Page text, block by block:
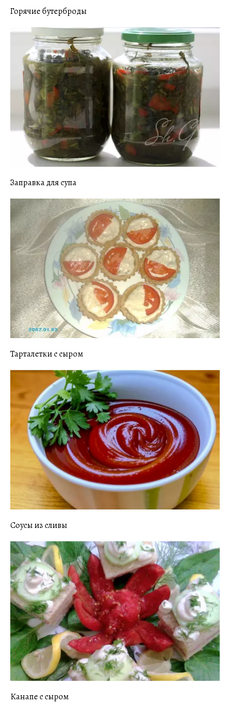
Горячие бутерброды
Заправка для супа
Тарталетки с сыром
Соусы из сливы
Канапе с сыром